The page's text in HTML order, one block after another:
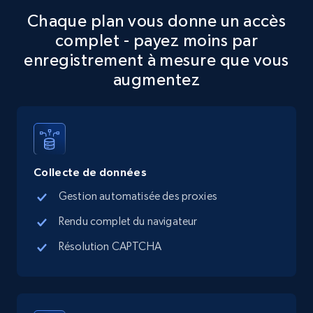
5.6K+
URL, Title, Available, Description, Currency, Initial
price, Final price, Discount percent, and more.
5.4K+ 668+
TikTok Shop - category
Chaque plan vous donne un accès
complet - payez moins par
enregistrement à mesure que vous
augmentez
Collecte de données
Gestion automatisée des proxies
Rendu complet du navigateur
Résolution CAPTCHA